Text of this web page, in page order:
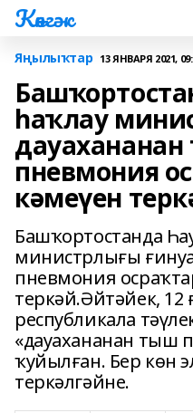
Көнгәк
Яңылыҡтар 13 ЯНВАРЯ 2021,
һаҡлау
пневмония
кәмеүен
Башҡортостанда
министрлығы
пневмония
теркәй.Әйтәйек, 12
республикала
«дауахананан тыш
ҡуйылған. Бер көн
теркәлгәйне.